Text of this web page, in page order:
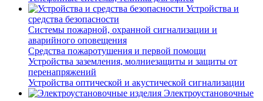
Устройства и
средства безопасности
Системы пожарной, охранной сигнализации и
аварийного оповещения
Средства пожаротушения и первой помощи
Устройства заземления, молниезащиты и защиты от
перенапряжений
Устройства оптической и акустической сигнализации
Электроустановочные